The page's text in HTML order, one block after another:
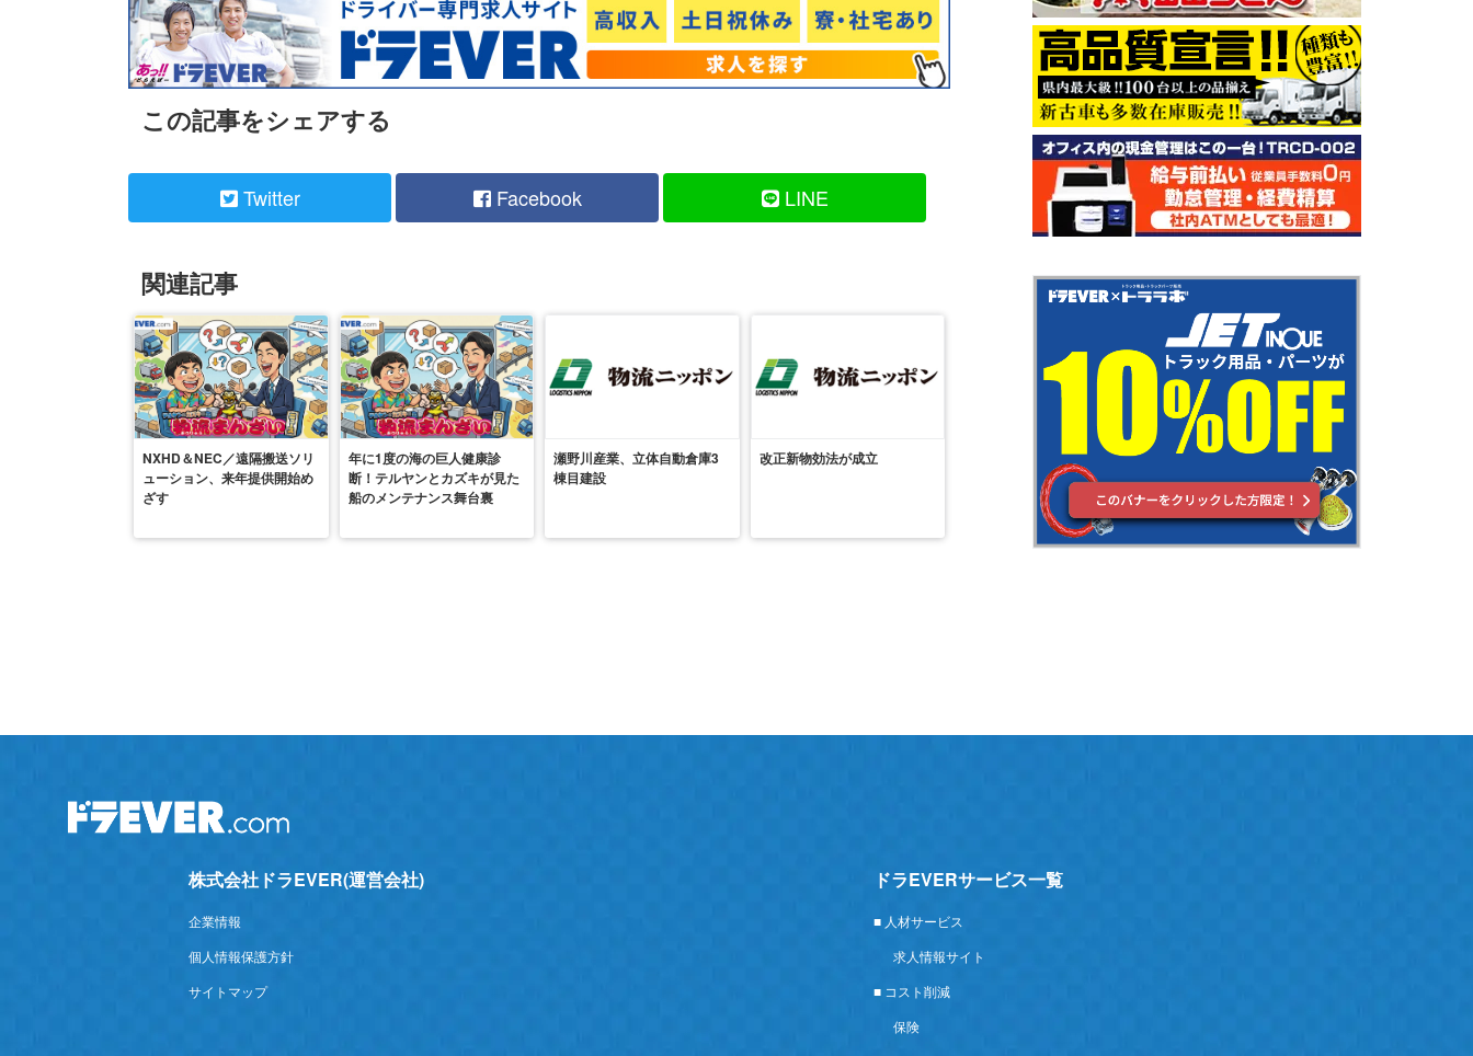
この記事をシェアする
Twitter Facebook LINE
関連記事
NXHD＆NEC／遠隔搬送ソリ
ューション、来年提供開始め
ざす
年に1度の海の巨人健康診
断！テルヤンとカズキが見た
船のメンテナンス舞台裏
瀬野川産業、立体自動倉庫3
棟目建設
改正新物効法が成立
株式会社ドラEVER(運営会社)
企業情報
個人情報保護方針
サイトマップ
ドラEVERサービス一覧
■ 人材サービス
求人情報サイト
■ コスト削減
保険